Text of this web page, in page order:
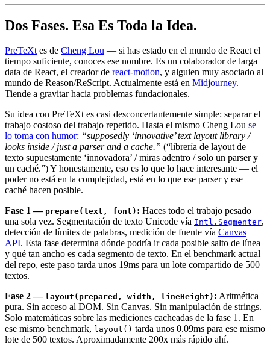
Dos Fases. Esa Es Toda la Idea.
PreTeXtes de Cheng Lou — si has estado en el mundo de React el
tiempo suficiente, conoces ese nombre. Es un colaborador de larga
data de React, el creador de react-motion, y alguien muy asociado al
mundo de Reason/ReScript. Actualmente está en Midjourney.
Tiende a gravitar hacia problemas fundacionales.
Su idea con PreTeXt es casi desconcertantemente simple: separar el
trabajo costoso del trabajo repetido. Hasta el mismo Cheng Lou se
lo toma con humor: “supposedly ‘innovative’ text layout library /
looks inside / just a parser and a cache.” (“librería de layout de
texto supuestamente ‘innovadora’ / miras adentro / solo un parser y
un caché.”) Y honestamente, eso es lo que lo hace interesante — el
poder no está en la complejidad, está en lo que ese parser y ese
caché hacen posible.
Fase 1 — prepare(text, font) : Haces todo el trabajo pesado
una sola vez. Segmentación de texto Unicode vía Intl.Segmenter,
detección de límites de palabras, medición de fuente vía Canvas
API. Esta fase determina dónde podría ir cada posible salto de línea
y qué tan ancho es cada segmento de texto. En el benchmark actual
del repo, este paso tarda unos 19ms para un lote compartido de 500
textos.
Fase 2 — layout(prepared, width, lineHeight) : Aritmética
pura. Sin acceso al DOM. Sin Canvas. Sin manipulación de strings.
Solo matemáticas sobre las mediciones cacheadas de la fase 1. En
ese mismo benchmark, layout() tarda unos 0.09ms para ese mismo
lote de 500 textos. Aproximadamente 200x más rápido ahí.